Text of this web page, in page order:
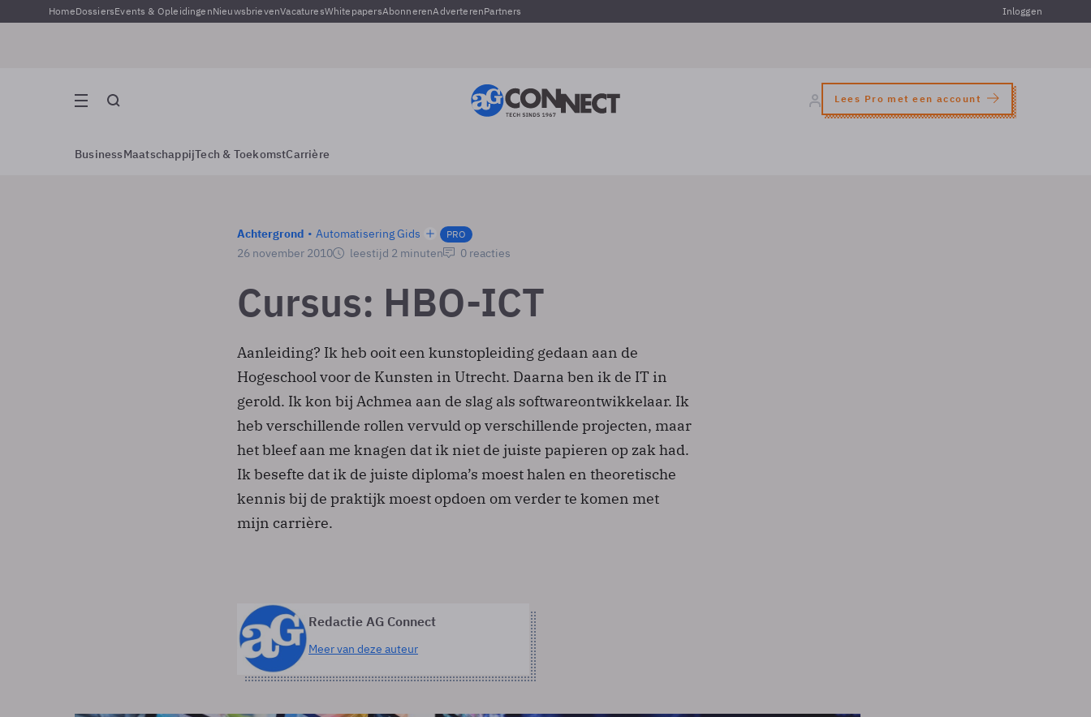
HomeDossiersEvents & OpleidingenNieuwsbrievenVacaturesWhitepapersAbonnerenAdverterenPartners Inloggen
Lees Pro met een account
BusinessMaatschappijTech & ToekomstCarrière
Achtergrond Automatisering Gids PRO
26 november 2010 leestijd 2 minuten 0 reacties
Cursus: HBO-ICT
Aanleiding? Ik heb ooit een kunstopleiding gedaan aan de
Hogeschool voor de Kunsten in Utrecht. Daarna ben ik de IT in
gerold. Ik kon bij Achmea aan de slag als softwareontwikkelaar. Ik
heb verschillende rollen vervuld op verschillende projecten, maar
het bleef aan me knagen dat ik niet de juiste papieren op zak had.
Ik besefte dat ik de juiste diploma’s moest halen en theoretische
kennis bij de praktijk moest opdoen om verder te komen met
mijn carrière.
Redactie AG Connect
Meer van deze auteur